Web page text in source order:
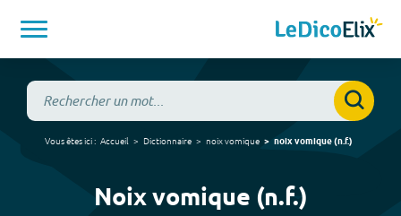
Vous êtes ici : Accueil Dictionnaire noix vomique noix vomique(n.f.)
Noix vomique (n.f.)